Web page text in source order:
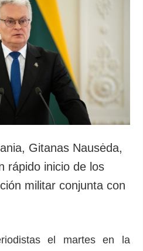
Gitanas Nausėda,
rápido inicio de los
militar conjunta con
el martes en la